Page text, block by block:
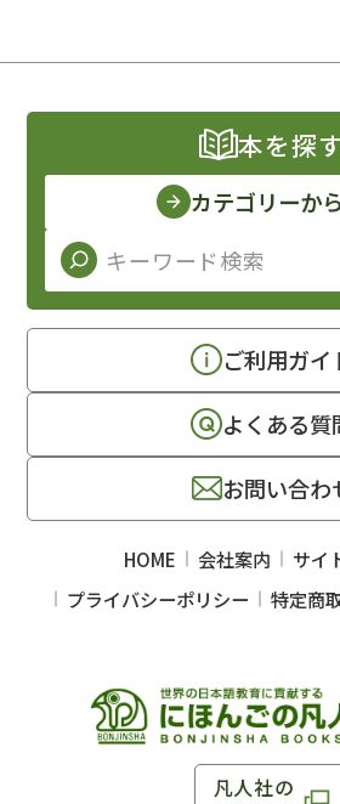
凡人社の
本を探
カテゴリーか
ご利用ガイ
よくある質
お問い合わ
HOME 会社案内
サイ
プライバシーポリシー
特定商